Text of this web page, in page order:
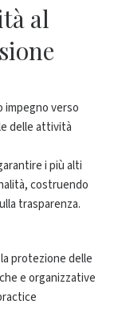
al
impegno verso
delle attività
i più alti
costruendo
trasparenza.
protezione delle
e organizzative